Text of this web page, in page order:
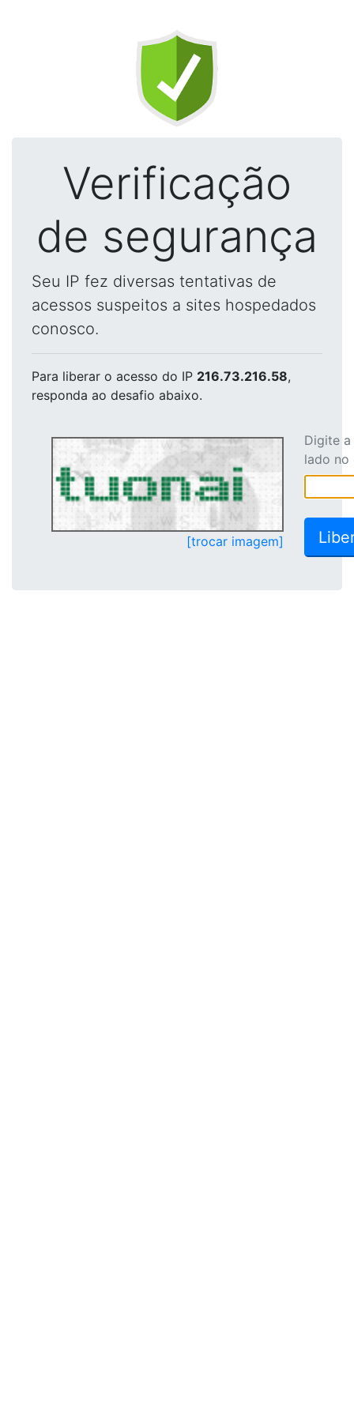
Verificação
de segurança
Seu IP fez diversas tentativas de
acessos suspeitos a sites hospedados
conosco.
Para liberar o acesso do IP 216.73.216.58,
responda ao desafio abaixo.
[trocar imagem]
Digite
lado no